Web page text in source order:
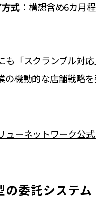
式：構想含め6カ月
も「スクランブル対
の機動的な店舗戦略
ューネットワーク公
の委託システム